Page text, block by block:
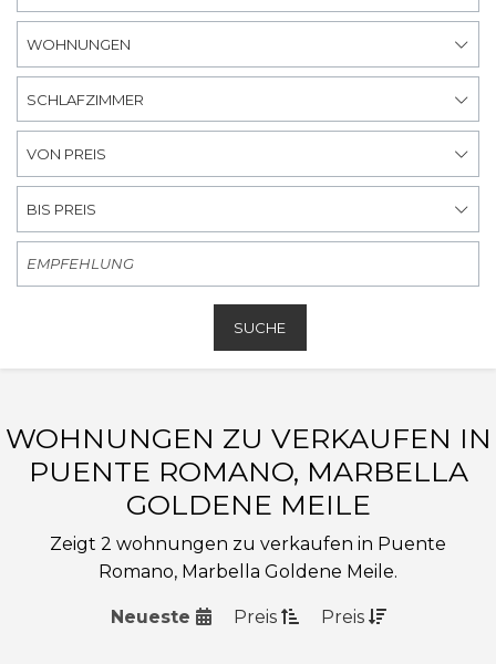
WOHNUNGEN
SCHLAFZIMMER
VON PREIS
BIS PREIS
SUCHE
WOHNUNGEN ZU VERKAUFEN IN
PUENTE ROMANO, MARBELLA
GOLDENE MEILE
Zeigt 2 wohnungen zu verkaufen in Puente
Romano, Marbella Goldene Meile.
Neueste Preis Preis